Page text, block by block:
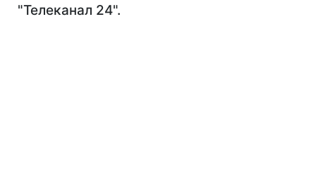
"Телеканал 24".